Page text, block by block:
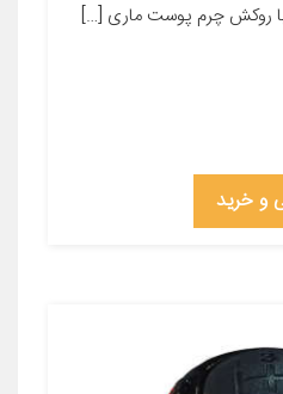
با روکش چرم پوست ماری […]
و خرید